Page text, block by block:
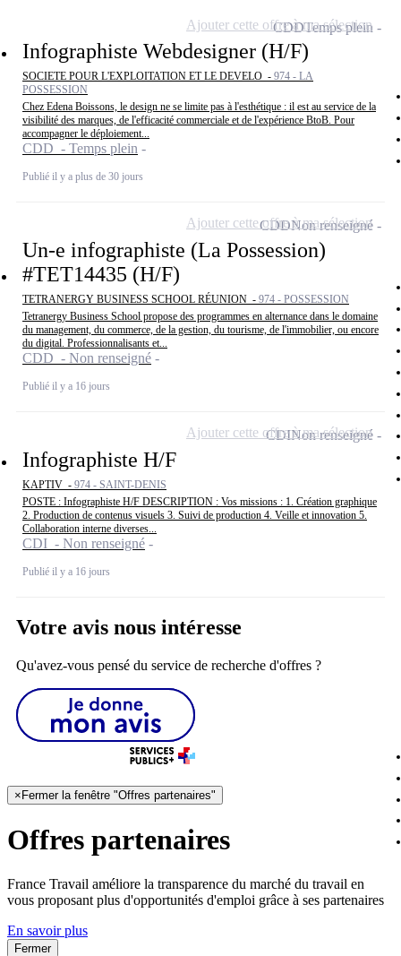
Infographiste Webdesigner (H/F)
SOCIETE POUR L'EXPLOITATION ET LE DEVELO - 974 - LA
POSSESSION
Chez Edena Boissons, le design ne se limite pas à l'esthétique : il est au service de la
visibilité des marques, de l'efficacité commerciale et de l'expérience BtoB. Pour
accompagner le déploiement...
CDD - Temps plein
Publié il y a plus de 30 jours
CDDTemps plein
Ajouter cette offre à ma sélection
Un-e infographiste (La Possession)
#TET14435 (H/F)
TETRANERGY BUSINESS SCHOOL RÉUNION - 974 - POSSESSION
Tetranergy Business School propose des programmes en alternance dans le domaine
du management, du commerce, de la gestion, du tourisme, de l'immobilier, ou encore
du digital. Professionnalisants et...
CDD - Non renseigné
Publié il y a 16 jours
CDDNon renseigné
Ajouter cette offre à ma sélection
Infographiste H/F
KAPTIV - 974 - SAINT-DENIS
POSTE : Infographiste H/F DESCRIPTION : Vos missions : 1. Création graphique
2. Production de contenus visuels 3. Suivi de production 4. Veille et innovation 5.
Collaboration interne diverses...
CDI - Non renseigné
Publié il y a 16 jours
CDINon renseigné
Ajouter cette offre à ma sélection
Votre avis nous intéresse
Qu'avez-vous pensé du service de recherche d'offres ?
× Fermer la fenêtre "Offres partenaires"
Offres partenaires
France Travail améliore la transparence du marché du travail en
vous proposant plus d'opportunités d'emploi grâce à ses partenaires
En savoir plus
Fermer